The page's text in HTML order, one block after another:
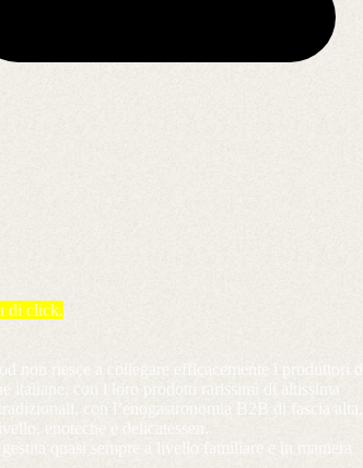
di click.
non riesce a collegare efficacemente i produttori di
italiane, con i loro prodotti rarissimi di altissima
con l’enogastronomia B2B di fascia alta,
enoteche e delicatessen.
quasi sempre a livello familiare e in maniera